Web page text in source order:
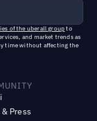
of the uberall groupto
and market trends as
time without affecting the
Press